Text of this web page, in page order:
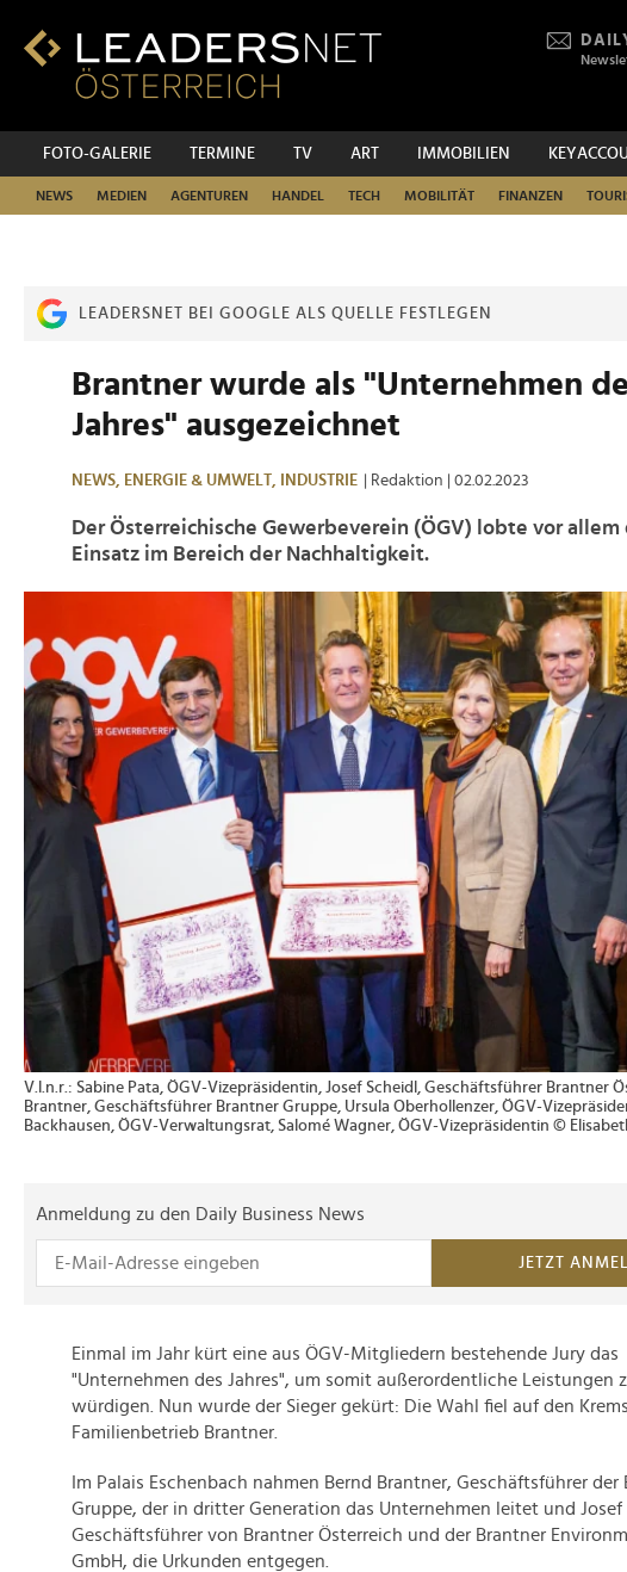
Inhalt
Fußzeilen-
FOTO-GALERIE TERMINE TV ART IMMOBILIEN
NEWS MEDIEN AGENTUREN HANDEL TECH MOBILITÄT FINANZEN
LEADERSNET BEI GOOGLE ALS QUELLE FESTLEGEN
Brantner wurde als "Unternehmen
Jahres" ausgezeichnet
NEWS, ENERGIE & UMWELT, INDUSTRIE | Redaktion | 02.02.2023
Der Österreichische Gewerbeverein (ÖGV) lobte vor allem
Einsatz im Bereich der Nachhaltigkeit.
V.l.n.r.: Sabine Pata, ÖGV-Vizepräsidentin, Josef Scheidl, Geschäftsführer Brantner
Brantner, Geschäftsführer Brantner Gruppe, Ursula Oberhollenzer, ÖGV-
Backhausen, ÖGV-Verwaltungsrat, Salomé Wagner, ÖGV-Vizepräsidentin ©
Anmeldung zu den Daily Business News
JETZT
Einmal im Jahr kürt eine aus ÖGV-Mitgliedern bestehende Jury das
"Unternehmen des Jahres", um somit außerordentliche Leistungen
würdigen. Nun wurde der Sieger gekürt: Die Wahl fiel auf den
Familienbetrieb Brantner.
Im Palais Eschenbach nahmen Bernd Brantner, Geschäftsführer der
Gruppe, der in dritter Generation das Unternehmen leitet und Josef
Geschäftsführer von Brantner Österreich und der Brantner
GmbH, die Urkunden entgegen.